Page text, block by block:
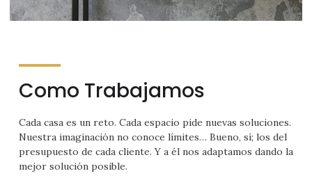
Como Trabajamos
Cada casa es un reto. Cada espacio pide nuevas soluciones.
Nuestra imaginación no conoce límites… Bueno, sí; los del
presupuesto de cada cliente. Y a él nos adaptamos dando la
mejor solución posible.